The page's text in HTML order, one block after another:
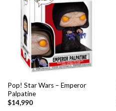
Pop! Star Wars – Emperor
Palpatine
$14,990